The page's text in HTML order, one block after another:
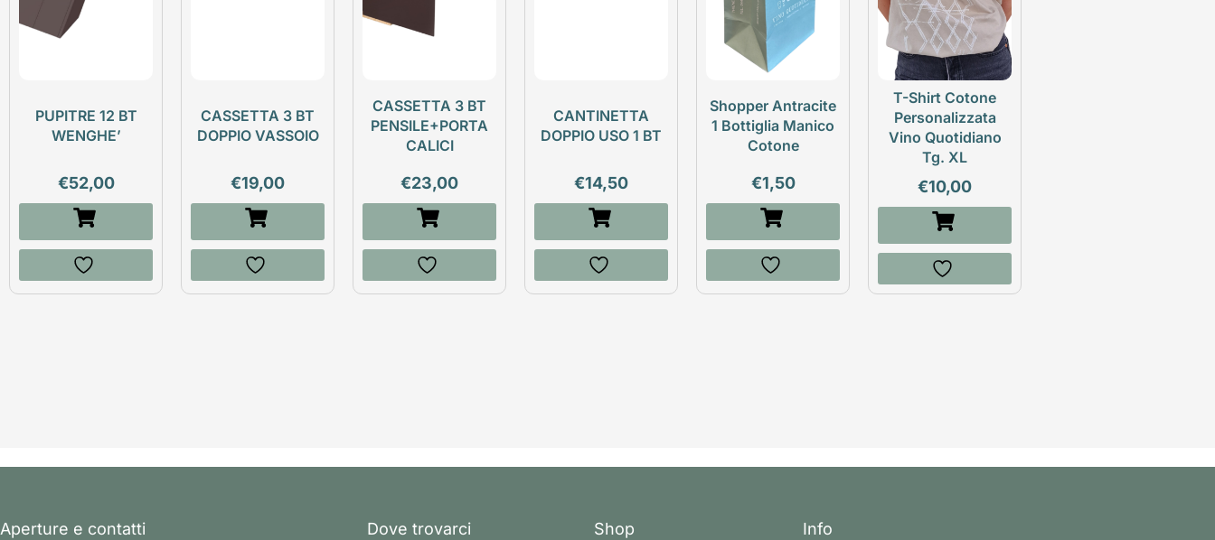
PUPITRE 12 BT
WENGHE’
€52,00
CASSETTA 3 BT
DOPPIO VASSOIO
€19,00
CASSETTA 3 BT
PENSILE+PORTA
CALICI
€23,00
CANTINETTA
DOPPIO USO 1 BT
€14,50
Shopper Antracite
1 Bottiglia Manico
Cotone
€1,50
T-Shirt Cotone
Personalizzata
Vino Quotidiano
Tg. XL
€10,00
Aperture e contatti Dove trovarci Shop Info